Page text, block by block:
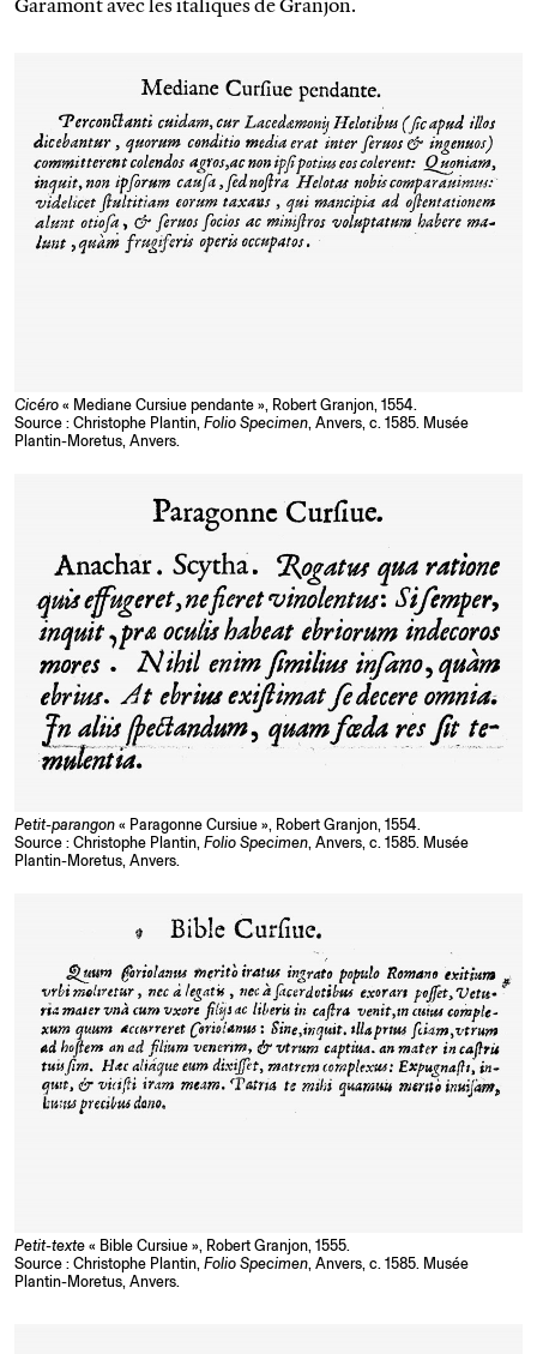
Garamont avec les italiques de Granjon.
Cicéro « Mediane Cursiue pendante », Robert Granjon, 1554.
Source : Christophe Plantin, Folio Specimen, Anvers, c. 1585. Musée
Plantin-Moretus, Anvers.
Petit-parangon « Paragonne Cursiue », Robert Granjon, 1554.
Source : Christophe Plantin, Folio Specimen, Anvers, c. 1585. Musée
Plantin-Moretus, Anvers.
Petit-texte « Bible Cursiue », Robert Granjon, 1555.
Source : Christophe Plantin, Folio Specimen, Anvers, c. 1585. Musée
Plantin-Moretus, Anvers.